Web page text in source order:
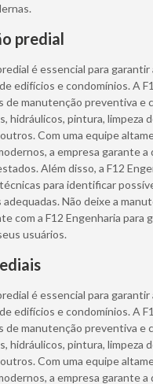
predial
é essencial para garantir
edifícios e condomínios. A
de manutenção preventiva e
hidráulicos, pintura, limpeza
Com uma equipe
a empresa garante a
Além disso, a F12
para identificar
Não deixe a
com a F12 Engenharia para
usuários.
é essencial para garantir
edifícios e condomínios. A
de manutenção preventiva e
hidráulicos, pintura, limpeza
Com uma equipe
a empresa garante a